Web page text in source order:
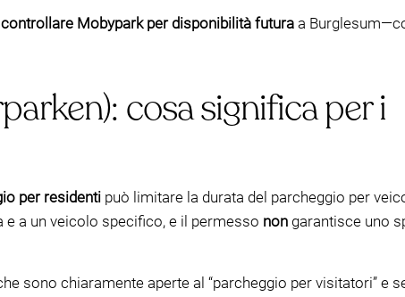
controllare Mobypark per disponibilità futura a
cosa significa per i
per residenti può limitare la durata del parcheggio per
e a un veicolo specifico, e il permesso non garantisce uno
sono chiaramente aperte al “parcheggio per visitatori” e